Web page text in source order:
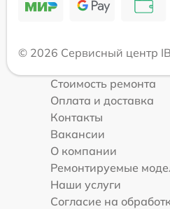
© 2026 Сервисный центр
Стоимость ремонта
Оплата и доставка
Контакты
Вакансии
О компании
Ремонтируемые
Наши услуги
Согласие на